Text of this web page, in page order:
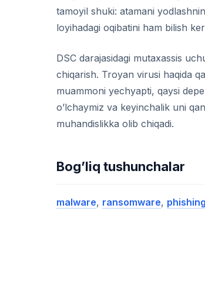
tamoyil shuki: atamani
loyihadagi oqibatini ham bilish
DSC darajasidagi mutaxassis
chiqarish. Troyan virusi haqida
muammoni yechyapti, qaysi
o’lchaymiz va keyinchalik uni
muhandislikka olib chiqadi.
Bog’liq tushunchalar
malware, ransomware, phishing